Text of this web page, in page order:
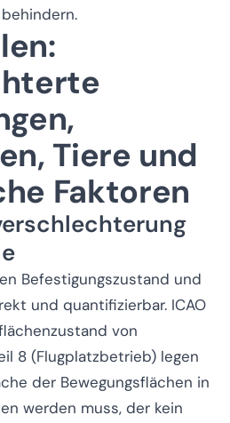
Tiere und
Faktoren
Befestigungszustand und
und quantifizierbar. ICAO
von
8 (Flugplatzbetrieb) legen
der Bewegungsflächen in
werden muss, der kein